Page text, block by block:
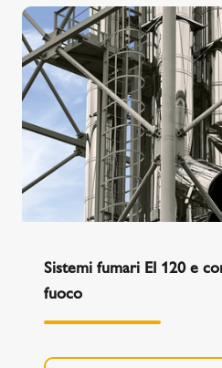
Sistemi fumari EI 120 e
fuoco